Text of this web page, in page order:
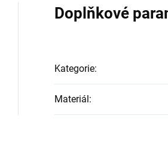
Doplňkové
Kategorie:
Materiál :